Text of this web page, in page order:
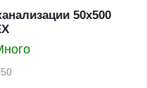
50x500